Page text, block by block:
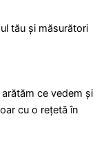
tău și măsurători
ce vedem și
cu o rețetă în